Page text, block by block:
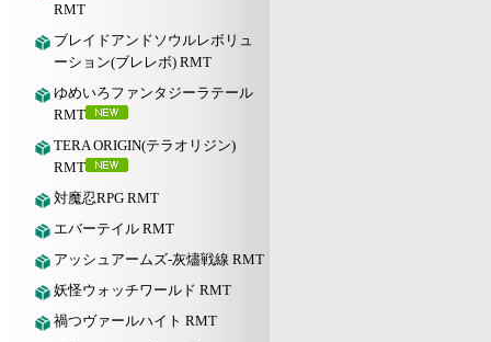
RMT
ブレイドアンドソウルレボリュ
ーション(ブレレボ) RMT
ゆめいろファンタジーラテール
RMT
TERA ORIGIN(テラオリジン)
RMT
対魔忍RPG RMT
エバーテイル RMT
アッシュアームズ‐灰燼戦線 RMT
妖怪ウォッチワールド RMT
禍つヴァールハイト RMT